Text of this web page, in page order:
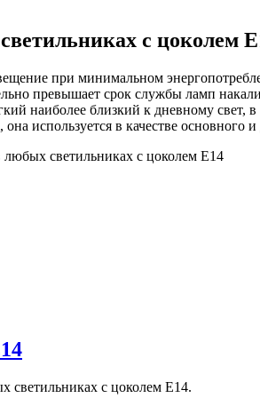
с цоколем
при минимальном
превышает срок службы ламп
наиболее близкий к дневному
используется в качестве основного
светильниках с цоколем E14
светильниках с цоколем E14.